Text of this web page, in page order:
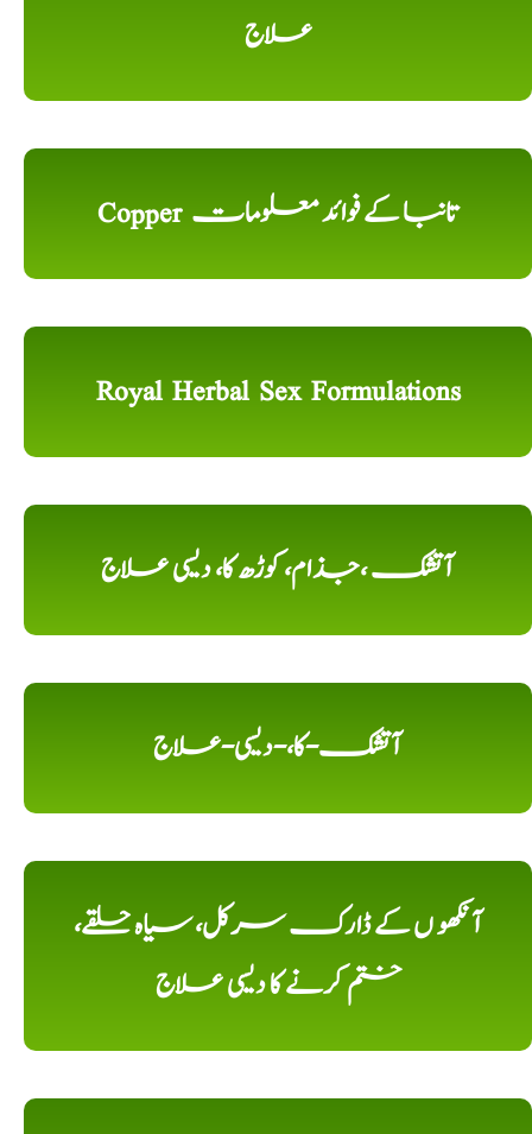
علاج
Copper تانبا کے فوائد معلومات
Royal Herbal Sex Formulations
آتشک ،جذام، کوڑھ کا، دیسی علاج
آتشک-کا،-دیسی-علاج
آنکھو ں کے ڈارک سرکل، سیاہ حلقے،
ختم کرنے کا دیسی علاج